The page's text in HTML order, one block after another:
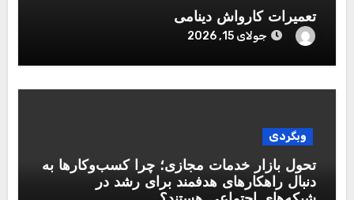
تعمیرات کارواش دینامی
جولای 15, 2026
وبگردی
تحول بازار خدمات مجازی؛ چرا کسب‌وکارها به
دنبال راهکارهای هدفمند برای رشد در